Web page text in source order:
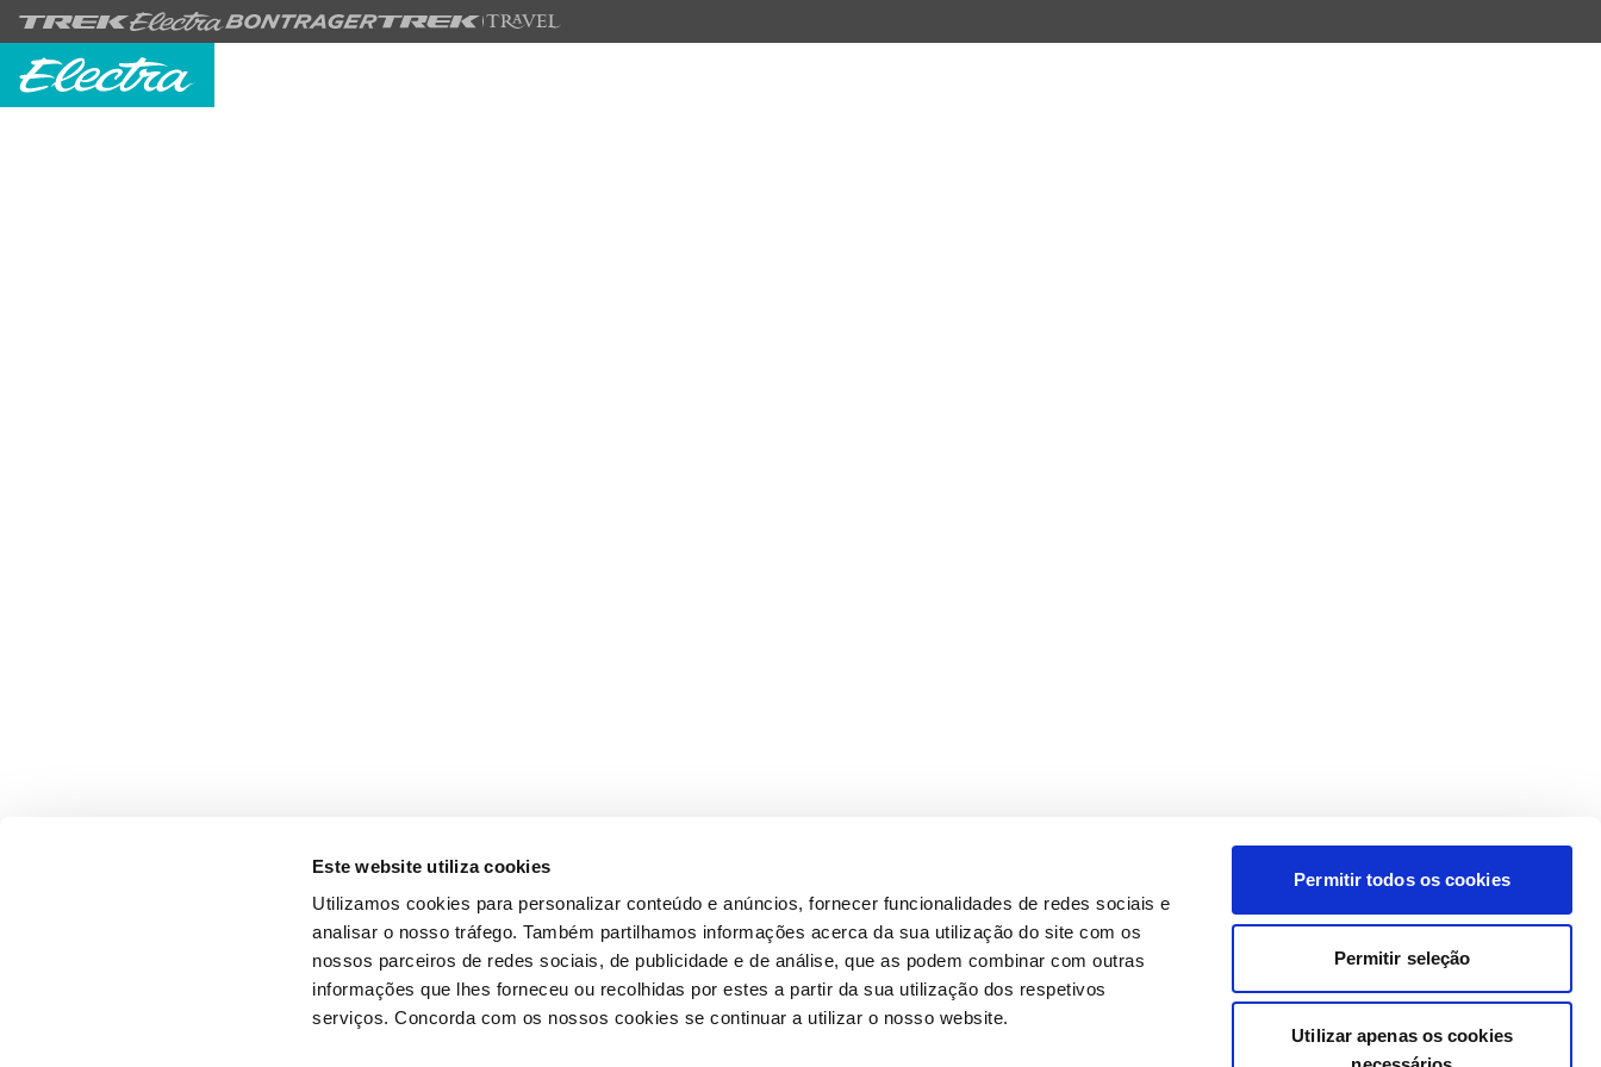
Este website utiliza cookies
Utilizamos cookies para personalizar conteúdo e anúncios, fornecer funcionalidades de redes sociais e
analisar o nosso tráfego. Também partilhamos informações acerca da sua utilização do site com os
nossos parceiros de redes sociais, de publicidade e de análise, que as podem combinar com outras
informações que lhes forneceu ou recolhidas por estes a partir da sua utilização dos respetivos
serviços. Concorda com os nossos cookies se continuar a utilizar o nosso website.
Permitir todos os cookies
Permitir seleção
Utilizar apenas os cookies